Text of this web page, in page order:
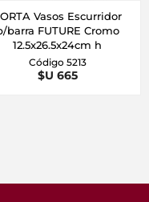
Vasos Escurridor
barra FUTURE Cromo
12.5x26.5x24cm h
Código 5213
$U 665